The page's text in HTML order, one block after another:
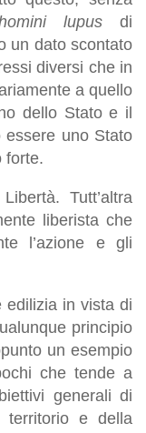
lupus di
un dato scontato
diversi che in
a quello
dello Stato e il
essere uno Stato
forte.
Tutt’altra
liberista che
l’azione e gli
edilizia in vista di
principio
un esempio
che tende a
generali di
territorio e della